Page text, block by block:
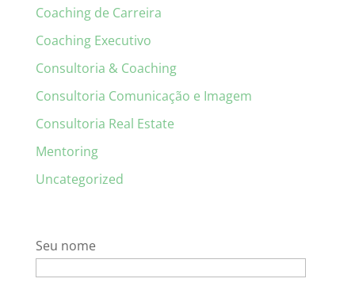
Coaching de Carreira
Coaching Executivo
Consultoria & Coaching
Consultoria Comunicação e Imagem
Consultoria Real Estate
Mentoring
Uncategorized
Seu nome